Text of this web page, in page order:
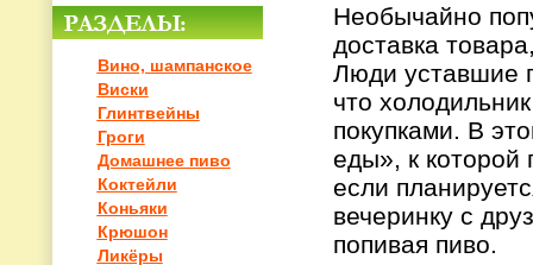
Вино, шампанское
Виски
Глинтвейны
Гроги
Домашнее пиво
Коктейли
Коньяки
Крюшон
Ликёры
Необычайно
доставка
Люди уставшие
что
покупками. В
еды», к которой
если
вечеринку с
попивая пиво.